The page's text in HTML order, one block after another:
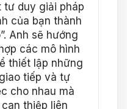
tư duy giải pháp
của bạn thành
Anh sẽ hướng
các mô hình
thiết lập những
tiếp và tự
cho nhau mà
thiệp liên